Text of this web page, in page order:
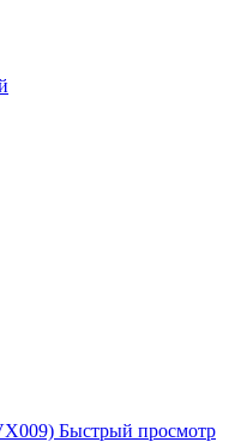
Быстрый просмотр